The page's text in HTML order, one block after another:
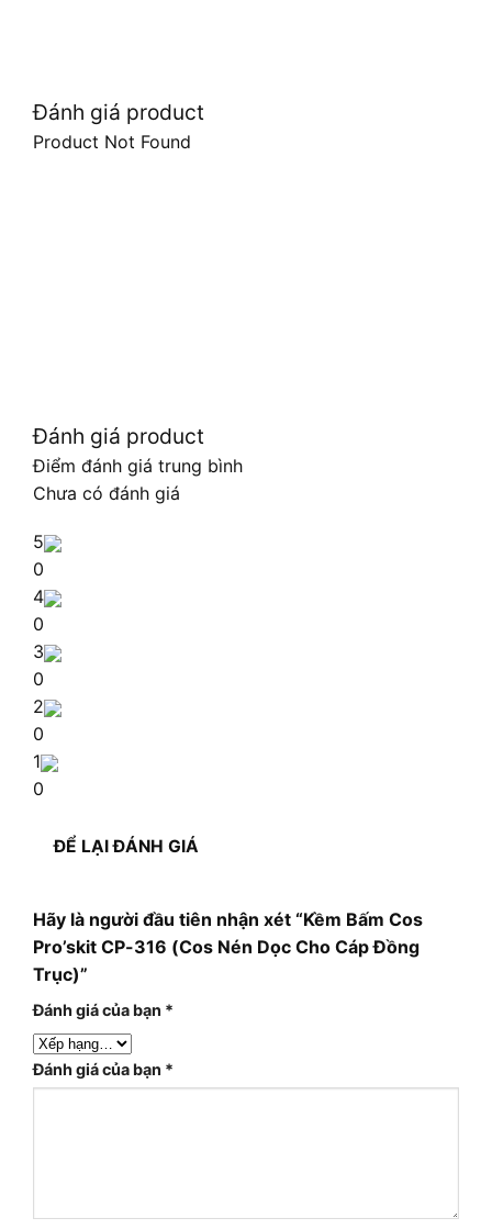
Đánh giá product
Product Not Found
Đánh giá product
Điểm đánh giá trung bình
Chưa có đánh giá
5
0
4
0
3
0
2
0
1
0
ĐỂ LẠI ĐÁNH GIÁ
Hãy là người đầu tiên nhận xét “Kềm Bấm Cos
Pro’skit CP-316 (Cos Nén Dọc Cho Cáp Đồng
Trục)”
Đánh giá của bạn *
Đánh giá của bạn *